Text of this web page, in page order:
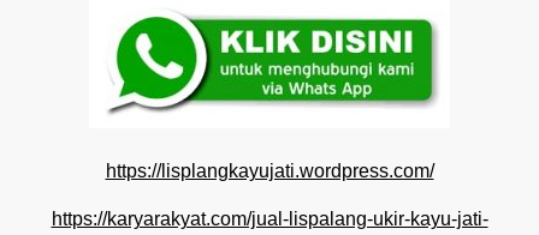
https://lisplangkayujati.wordpress.com/
https://karyarakyat.com/jual-lispalang-ukir-kayu-jati-